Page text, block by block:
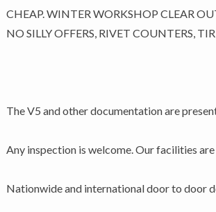
CHEAP. WINTER WORKSHOP CLEAR
NO SILLY OFFERS, RIVET COUNTERS,
The V5 and other documentation are
Any inspection is welcome. Our facilities
Nationwide and international door to door